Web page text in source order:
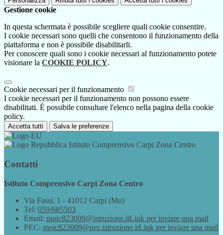
Gestione cookie
In questa schermata è possibile scegliere quali cookie consentire.
I cookie necessari sono quelli che consentono il funzionamento della
piattaforma e non è possibile disabilitarli.
Per conoscere quali sono i cookie necessari al funzionamento potete
visionare la COOKIE POLICY.
Cookie necessari per il funzionamento
I cookie necessari per il funzionamento non possono essere
disabilitati. È possibile consultare l'elenco nella pagina della cookie
policy.
Accetta tutti Salva le preferenze
Istituto Comprensivo Carpi Zona Centro
Contatti
Istituto Comprensivo Carpi Zona Centro
Via Fassi, 1 - 41012 Carpi (Mo)
Tel: 059/685503
Email: moic823009@istruzione.itLink per inviare una mail
PEC: moic823009@pec.istruzione.itLink per inviare una mail